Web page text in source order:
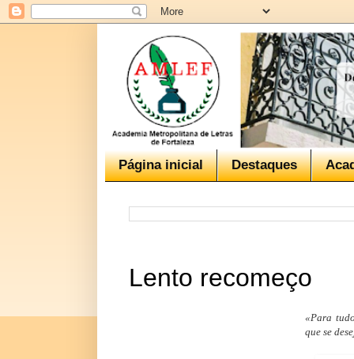
Página inicial Destaques
Lento recomeço
«Para
que se